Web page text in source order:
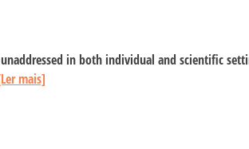
in both individual and scientific
mais]